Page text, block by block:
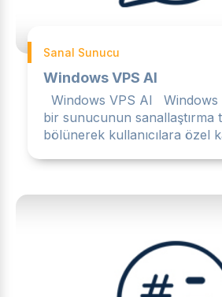
Sanal Sunucu
Windows VPS Al
Windows VPS Al Windows
bir sunucunun sanallaştırma
bölünerek kullanıcılara özel